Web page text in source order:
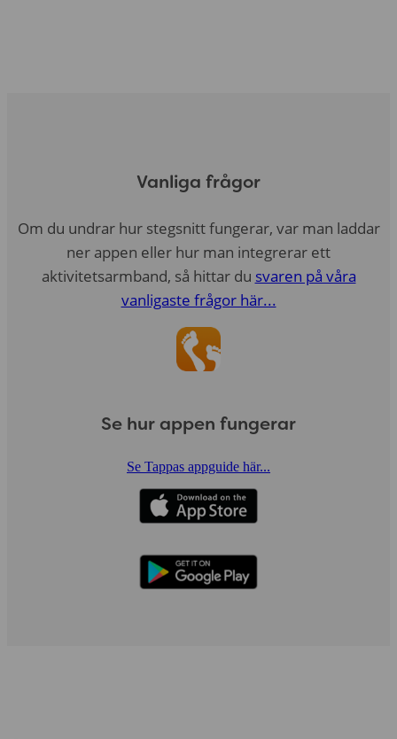
Vanliga frågor
Om du undrar hur stegsnitt fungerar, var man laddar
ner appen eller hur man integrerar ett
aktivitetsarmband, så hittar du svaren på våra
vanligaste frågor här...
Se hur appen fungerar
Se Tappas appguide här...